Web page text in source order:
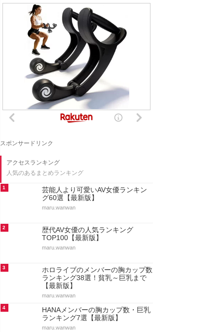
スポンサードリンク
アクセスランキング
人気のあるまとめランキング
1
芸能人より可愛いAV女優ランキン
グ60選【最新版】
maru.wanwan
2
歴代AV女優の人気ランキング
TOP100【最新版】
maru.wanwan
3
ホロライブのメンバーの胸カップ数
ランキング38選！貧乳～巨乳まで
【最新版】
maru.wanwan
4
HANAメンバーの胸カップ数・巨乳
ランキング7選【最新版】
maru.wanwan